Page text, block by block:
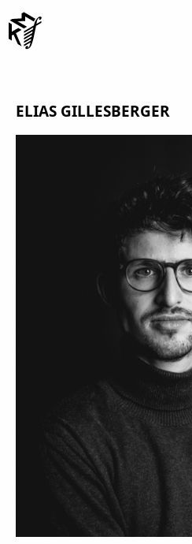
ELIAS GILLESBERGER